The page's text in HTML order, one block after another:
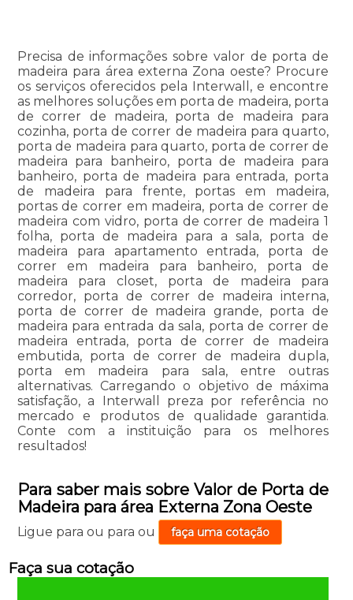
Precisa de informações sobre valor de porta de
madeira para área externa Zona oeste? Procure
os serviços oferecidos pela Interwall, e encontre
as melhores soluções em porta de madeira, porta
de correr de madeira, porta de madeira para
cozinha, porta de correr de madeira para quarto,
porta de madeira para quarto, porta de correr de
madeira para banheiro, porta de madeira para
banheiro, porta de madeira para entrada, porta
de madeira para frente, portas em madeira,
portas de correr em madeira, porta de correr de
madeira com vidro, porta de correr de madeira 1
folha, porta de madeira para a sala, porta de
madeira para apartamento entrada, porta de
correr em madeira para banheiro, porta de
madeira para closet, porta de madeira para
corredor, porta de correr de madeira interna,
porta de correr de madeira grande, porta de
madeira para entrada da sala, porta de correr de
madeira entrada, porta de correr de madeira
embutida, porta de correr de madeira dupla,
porta em madeira para sala, entre outras
alternativas. Carregando o objetivo de máxima
satisfação, a Interwall preza por referência no
mercado e produtos de qualidade garantida.
Conte com a instituição para os melhores
resultados!
Para saber mais sobre Valor de Porta de
Madeira para área Externa Zona Oeste
Ligue para ou para ou faça uma cotação
Faça sua cotação